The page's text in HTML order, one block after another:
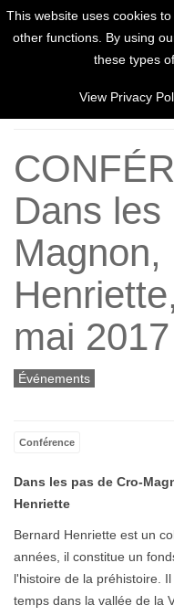
Home
Dans les
Magnon,
mai
Événements
Conférence
Dans les pas de Cro-
Henriette
Bernard Henriette est un
années, il constitue un
l'histoire de la préhistoire.
temps dans la vallée de la
This website uses cookies
other functions. By using
these types
View Privacy